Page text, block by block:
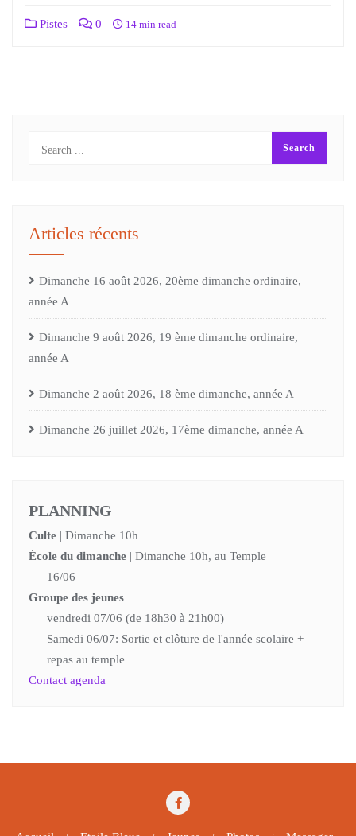
Pistes 0 14 min read
Articles récents
Dimanche 16 août 2026, 20ème dimanche ordinaire,
année A
Dimanche 9 août 2026, 19 ème dimanche ordinaire,
année A
Dimanche 2 août 2026, 18 ème dimanche, année A
Dimanche 26 juillet 2026, 17ème dimanche, année A
PLANNING
Culte | Dimanche 10h
École du dimanche | Dimanche 10h, au Temple
16/06
Groupe des jeunes
vendredi 07/06 (de 18h30 à 21h00)
Samedi 06/07: Sortie et clôture de l'année scolaire +
repas au temple
Contact agenda